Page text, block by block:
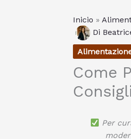
Inicio »
Di
Come
Per